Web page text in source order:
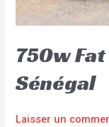
750w
Sénégal
Laisser un